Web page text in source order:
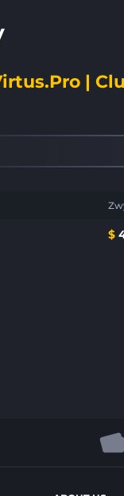
|
$